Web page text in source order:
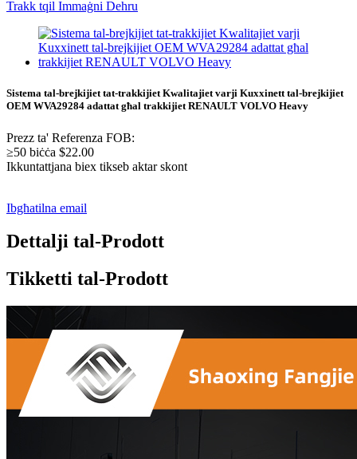
Sistema tal-brejkijiet tat-trakkijiet Kwalitajiet varji Kuxxinett tal-brejkijiet
OEM WVA29284 adattat għal trakkijiet RENAULT VOLVO Heavy
Prezz ta' Referenza FOB:
≥50 biċċa $22.00
Ikkuntattjana biex tikseb aktar skont
Ibgħatilna email
Dettalji tal-Prodott
Tikketti tal-Prodott